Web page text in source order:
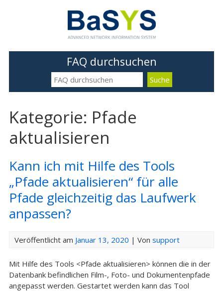
FAQ durchsuchen
Kategorie: Pfade
aktualisieren
Kann ich mit Hilfe des Tools
„Pfade aktualisieren“ für alle
Pfade gleichzeitig das Laufwerk
anpassen?
Veröffentlicht am Januar 13, 2020 | Von support
Mit Hilfe des Tools <Pfade aktualisieren> können die in der
Datenbank befindlichen Film-, Foto- und Dokumentenpfade
angepasst werden. Gestartet werden kann das Tool